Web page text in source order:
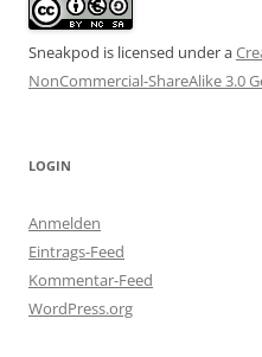
Sneakpod is licensed under a
NonCommercial-ShareAlike 3.0
LOGIN
Anmelden
Eintrags-Feed
Kommentar-Feed
WordPress.org